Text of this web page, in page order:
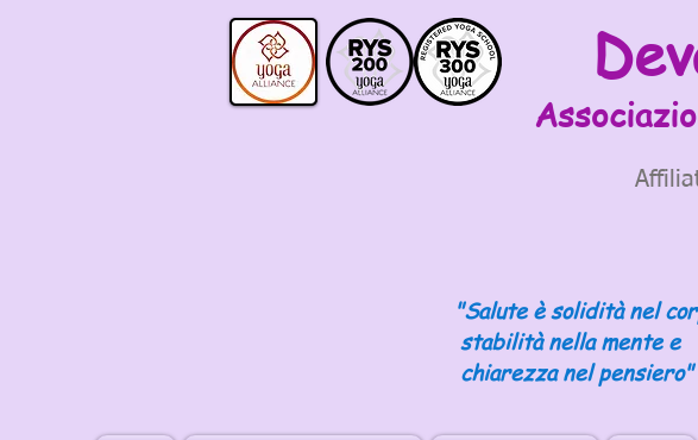
"Salute è solidità nel
stabilità nella mente e
chiarezza nel pensiero"